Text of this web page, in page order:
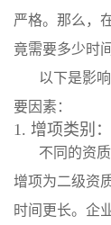
严格。那么，
竟需要多少时
以下是影
要因素：
1. 增项类别：
不同的资
增项为二级资
时间更长。企